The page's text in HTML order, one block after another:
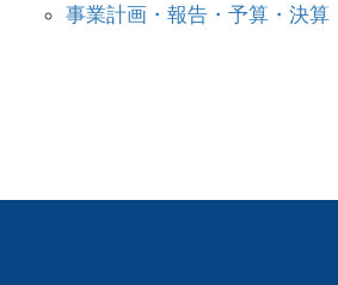
事業計画・報告・予算・決算